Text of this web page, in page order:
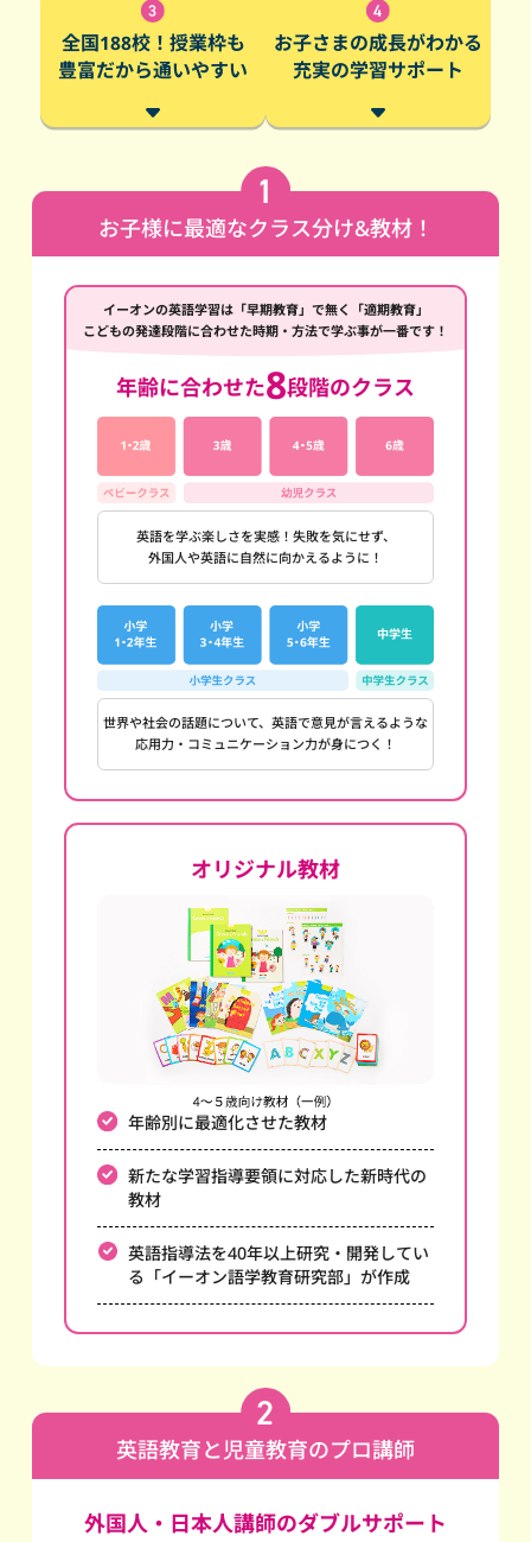
全国188校！授業枠も
豊富だから通いやすい
お子さまの成長がわかる
充実の学習サポート
お子様に最適なクラス分け&教材！
イーオンの英語学習は「早期教育」で無く「適期教育」
こどもの発達段階に合わせた時期・方法で学ぶ事が一番です！
年齢に合わせた8段階のクラス
英語を学ぶ楽しさを実感！失敗を気にせず、
外国人や英語に自然に向かえるように！
世界や社会の話題について、英語で意見が言えるような
応用力・コミュニケーション力が身につく！
オリジナル教材
年齢別に最適化させた教材
新たな学習指導要領に対応した新時代の
教材
英語指導法を40年以上研究・開発してい
る 「イーオン語学教育研究部」が作成
英語教育と児童教育のプロ講師
外国人・日本人講師のダブルサポート